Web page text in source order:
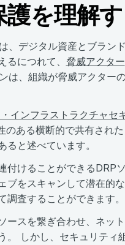
を理解
、デジタル資産とブラン
につれて、 脅威アクター
は、組織が脅威アクター
インフラストラクチャセ
ある横断的で共有され
と述べています。
付けることができるDRP
をスキャンして潜在的な
査することができます。
ースを繋ぎ合わせ、ネッ
。 しかし、セキュリテ